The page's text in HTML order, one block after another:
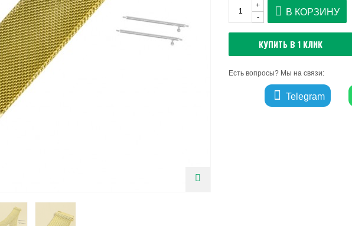
-
+
В КОРЗИНУ
КУПИТЬ В 1 КЛИК
Есть вопросы? Мы на связи:
Telegram